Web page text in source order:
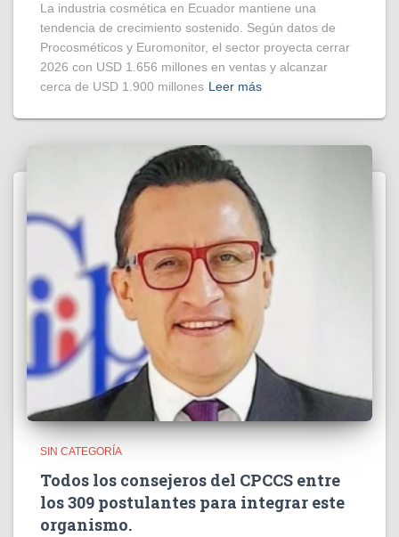
La industria cosmética en Ecuador mantiene una
tendencia de crecimiento sostenido. Según datos de
Procosméticos y Euromonitor, el sector proyecta cerrar
2026 con USD 1.656 millones en ventas y alcanzar
cerca de USD 1.900 millones Leer más
SIN CATEGORÍA
Todos los consejeros del CPCCS entre
los 309 postulantes para integrar este
organismo.